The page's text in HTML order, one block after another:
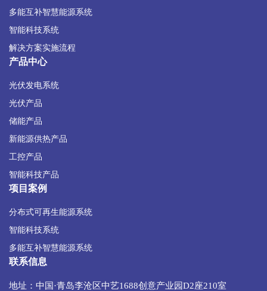
多能互补智慧能源系统
智能科技系统
解决方案实施流程
产品中心
光伏发电系统
光伏产品
储能产品
新能源供热产品
工控产品
智能科技产品
项目案例
分布式可再生能源系统
智能科技系统
多能互补智慧能源系统
联系信息
地址：中国·青岛李沧区中艺1688创意产业园D2座210室